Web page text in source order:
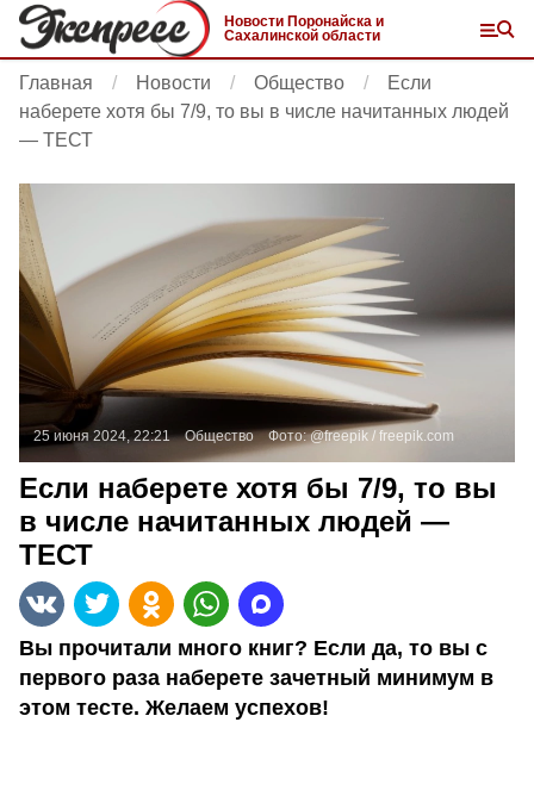
Новости Поронайска и
Сахалинской области
Главная Новости Общество
Если
наберете хотя бы 7/9, то вы в числе начитанных людей
— ТЕСТ
25 июня 2024, 22:21 Общество Фото:@freepik / freepik.com
Если наберете хотя бы 7/9, то вы
в числе начитанных людей —
ТЕСТ
Вы прочитали много книг? Если да, то вы с
первого раза наберете зачетный минимум в
этом тесте. Желаем успехов!